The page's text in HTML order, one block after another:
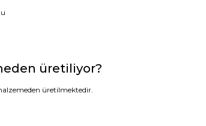
üretiliyor?
üretilmektedir.